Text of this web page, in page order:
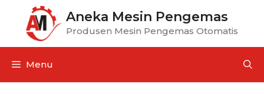
Aneka Mesin Pengemas
Produsen Mesin Pengemas Otomatis
Menu